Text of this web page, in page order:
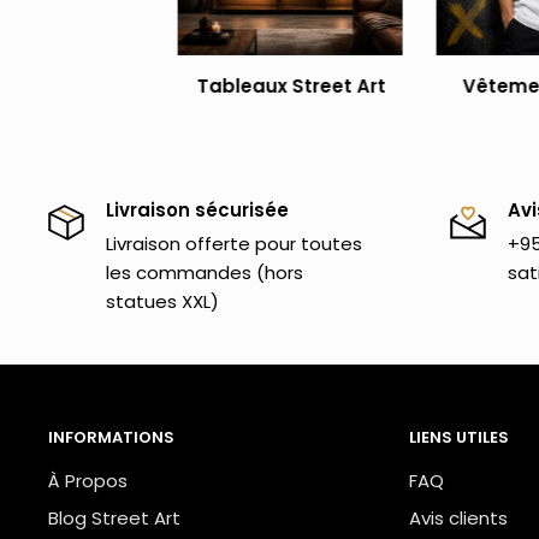
objets originauxqui iront à merveille dans ta
Tableaux Street Art
Livraison sécurisée
Livraison offerte pour toutes
les commandes (hors
statues XXL)
INFORMATIONS
À Propos
Blog Street Art
LIENS UTILES
FAQ
Avis clients